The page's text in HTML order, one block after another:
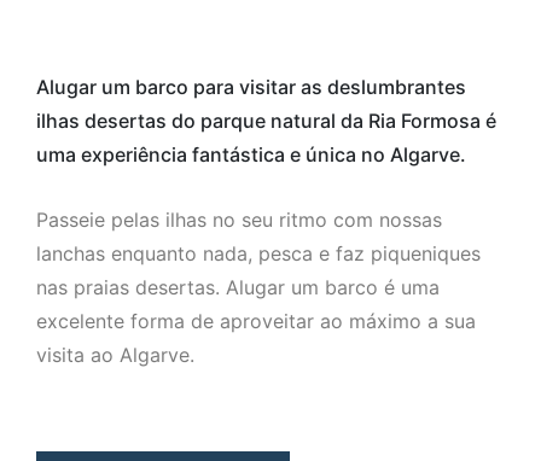
Alugar um barco para visitar as deslumbrantes
ilhas desertas do parque natural da Ria Formosa é
uma experiência fantástica e única no Algarve.
Passeie pelas ilhas no seu ritmo com nossas
lanchas enquanto nada, pesca e faz piqueniques
nas praias desertas. Alugar um barco é uma
excelente forma de aproveitar ao máximo a sua
visita ao Algarve.